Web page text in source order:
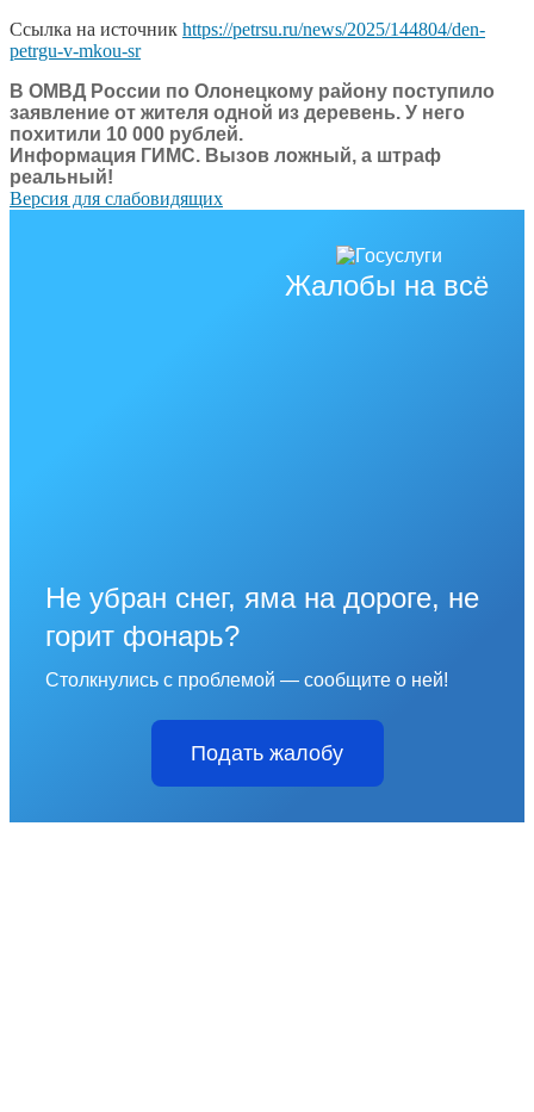
Ссылка на источник https://petrsu.ru/news/2025/144804/den-
petrgu-v-mkou-sr
В ОМВД России по Олонецкому району поступило
заявление от жителя одной из деревень. У него
похитили 10 000 рублей.
Информация ГИМС. Вызов ложный, а штраф
реальный!
Версия для слабовидящих
Жалобы на всё
Не убран снег, яма на дороге, не
горит фонарь?
Столкнулись с проблемой — сообщите о ней!
Подать жалобу